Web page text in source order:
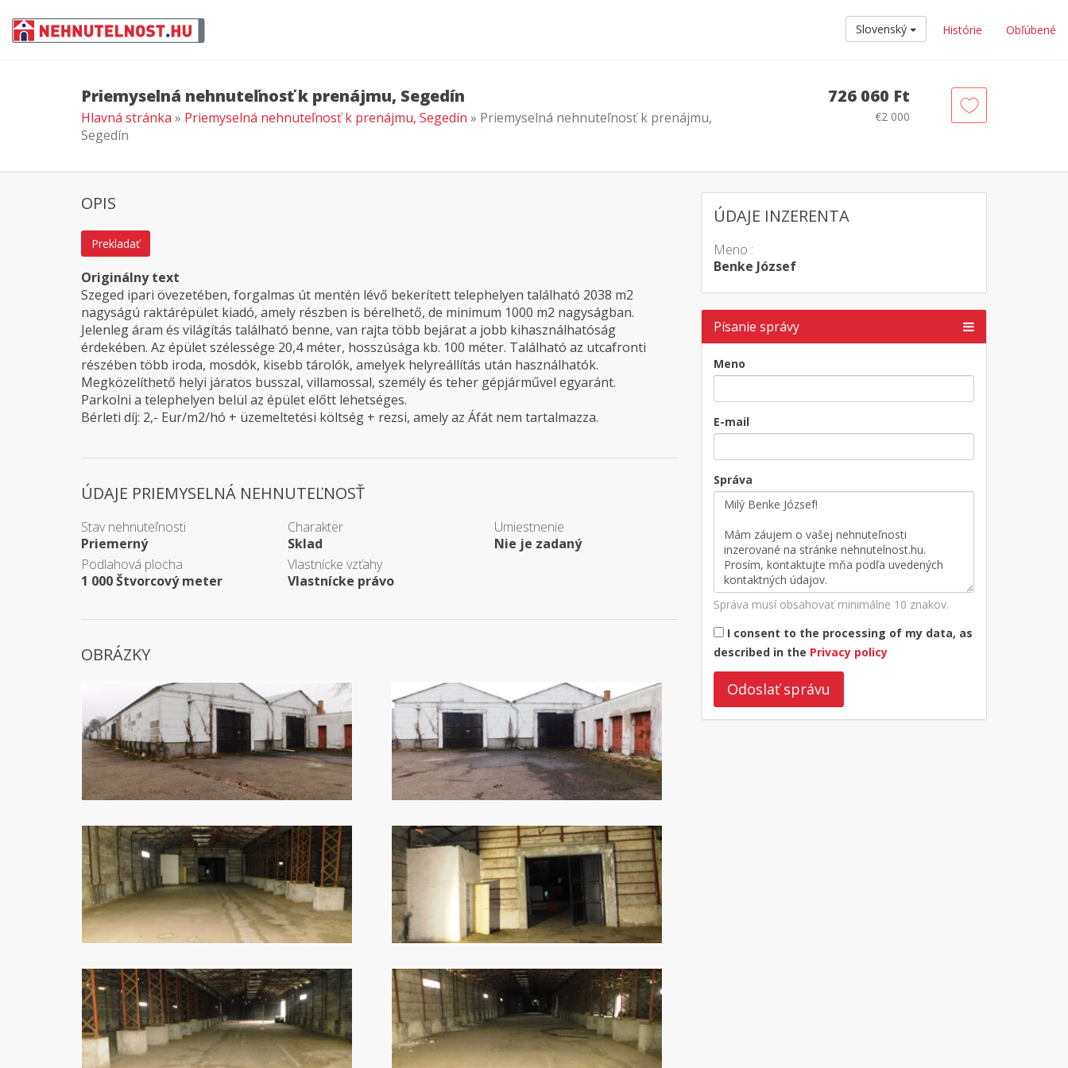
Slovenský Histórie Obľúbené
Priemyselná nehnuteľnosť k prenájmu, Segedín
Hlavná stránka » Priemyselná nehnuteľnosť k prenájmu, Segedín » Priemyselná nehnuteľnosť k prenájmu,
Segedín
726 060 Ft
€2 000
ÚDAJE INZERENTA
Meno :
Benke József
Písanie správy
Meno
E-mail
Správa
Správa musí obsahovať minimálne 10 znakov.
I consent to the processing of my data, as
described in the Privacy policy
Odoslať správu
OPIS
Prekladať
Originálny text
Szeged ipari övezetében, forgalmas út mentén lévő bekerített telephelyen található 2038 m2
nagyságú raktárépület kiadó, amely részben is bérelhető, de minimum 1000 m2 nagyságban.
Jelenleg áram és világítás található benne, van rajta több bejárat a jobb kihasználhatóság
érdekében. Az épület szélessége 20,4 méter, hosszúsága kb. 100 méter. Található az utcafronti
részében több iroda, mosdók, kisebb tárolók, amelyek helyreállítás után használhatók.
Megközelíthető helyi járatos busszal, villamossal, személy és teher gépjárművel egyaránt.
Parkolni a telephelyen belül az épület előtt lehetséges.
Bérleti díj: 2,- Eur/m2/hó + üzemeltetési költség + rezsi, amely az Áfát nem tartalmazza.
ÚDAJE PRIEMYSELNÁ NEHNUTEĽNOSŤ
Stav nehnuteľnosti
Priemerný
Charakter
Sklad
Umiestnenie
Nie je zadaný
Podlahová plocha
1 000 Štvorcový meter
Vlastnícke vzťahy
Vlastnícke právo
OBRÁZKY